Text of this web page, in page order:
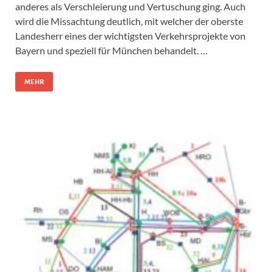
anderes als Verschleierung und Vertuschung ging. Auch
wird die Missachtung deutlich, mit welcher der oberste
Landesherr eines der wichtigsten Verkehrsprojekte von
Bayern und speziell für München behandelt. …
MEHR